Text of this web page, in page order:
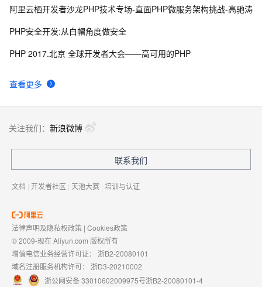
查看更多
阿里云栖开发者沙龙PHP技术专场-直面PHP微服务架构挑战-高驰涛
PHP安全开发:从白帽角度做安全
PHP 2017.北京 全球开发者大会——高可用的PHP
关注我们： 新浪微博
联系我们
文档 | 开发者社区 | 天池大赛 | 培训与认证
法律声明及隐私权政策 | Cookies政策
© 2009-现在 Aliyun.com 版权所有
增值电信业务经营许可证： 浙B2-20080101
域名注册服务机构许可： 浙D3-20210002
浙公网安备 33010602009975号浙B2-20080101-4